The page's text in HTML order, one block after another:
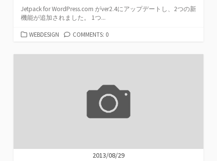
Jetpack for WordPress.com がver2.4にアップデートし、2つの新
機能が追加されました。 1つ...
カ
ゴ
WEBDESIGN COMMENTS: 0
2013/08/29